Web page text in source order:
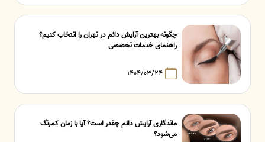
چگونه بهترین آرایش دائم در تهران را انتخاب کنیم؟
راهنمای خدمات تخصصی
۱۴۰۴/۰۳/۲۴
ماندگاری آرایش دائم چقدر است؟ آیا با زمان کمرنگ
می‌شود؟